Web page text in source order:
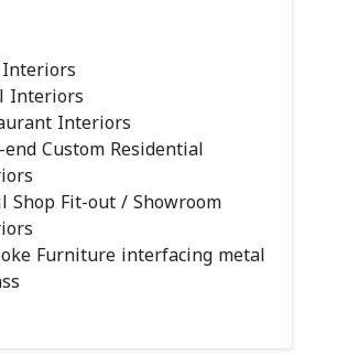
Interiors
Interiors
Custom Residential
Shop Fit-out / Showroom
Furniture interfacing metal